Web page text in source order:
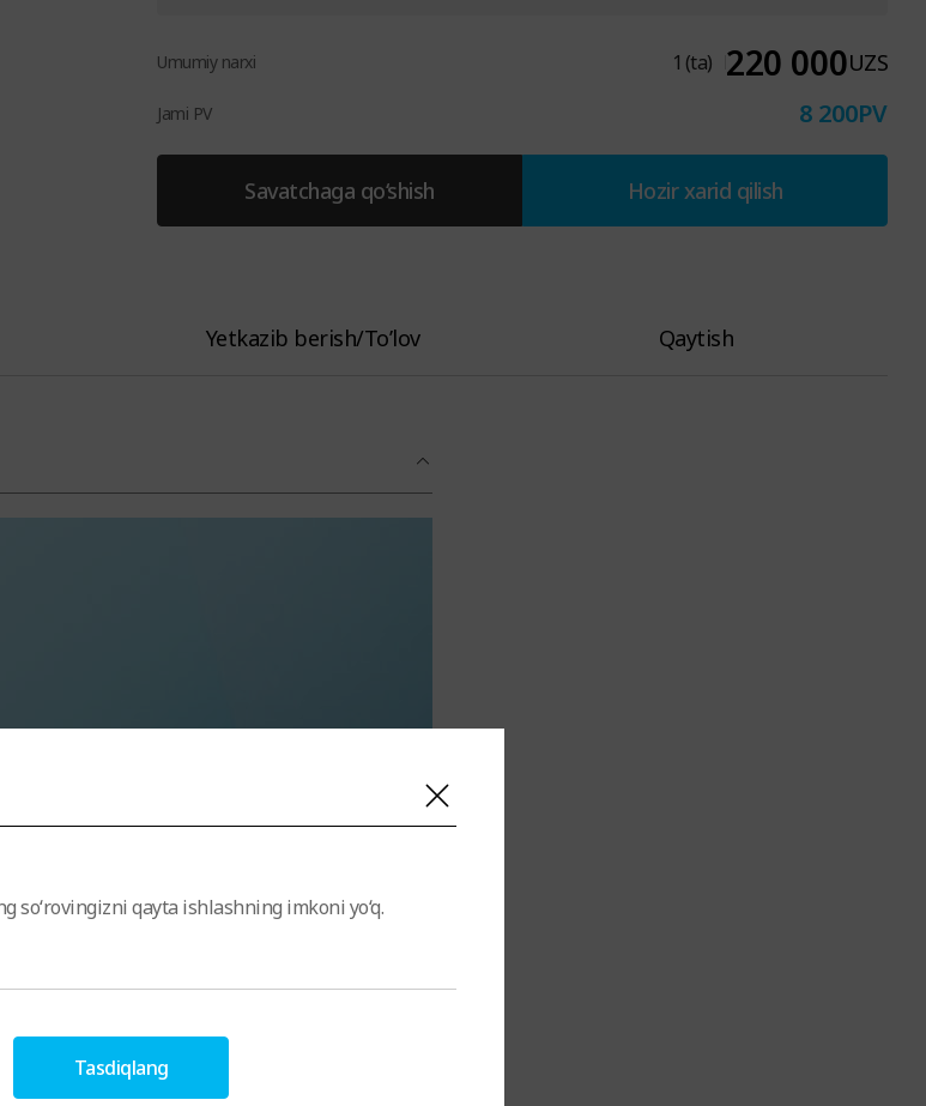
Umumiy narxi 1 (ta) 220 000UZS
Jami PV 8 200PV
Savatchaga qo‘shish Hozir xarid qilish
Yetkazib berish/To’lov Qaytish
so‘rovingizni qayta ishlashning imkoni yo‘q.
Tasdiqlang